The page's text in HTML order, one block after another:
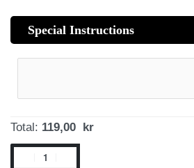
Special Instructions
Total: 119,00 kr